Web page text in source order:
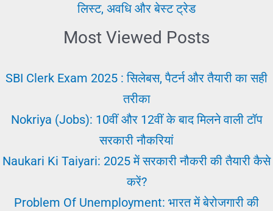
लिस्ट, अवधि और बेस्ट ट्रेड
Most Viewed Posts
SBI Clerk Exam 2025 : सिलेबस, पैटर्न और तैयारी का सही
तरीका
Nokriya (Jobs): 10वीं और 12वीं के बाद मिलने वाली टॉप
सरकारी नौकरियां
Naukari Ki Taiyari: 2025 में सरकारी नौकरी की तैयारी कैसे
करें?
Problem Of Unemployment: भारत में बेरोजगारी की